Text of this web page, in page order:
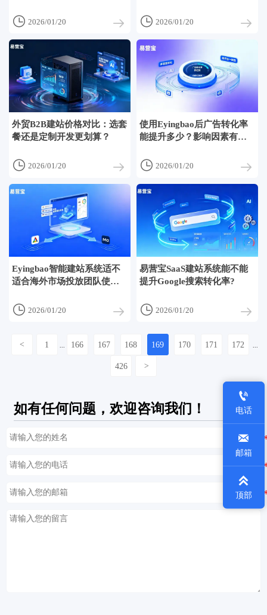
 2026/01/20  2026/01/20
外贸B2B建站价格对比：选套
餐还是定制开发更划算？
 2026/01/20
使用Eyingbao后广告转化率
能提升多少？影响因素有哪
 2026/01/20
Eyingbao智能建站系统适不
适合海外市场投放团队使
 2026/01/20
易营宝SaaS建站系统能不能
提升Google搜索转化率?
 2026/01/20
< 1 166 167 168 169 170 171 172
426 >
如有任何问题，欢迎咨询我们！

电话

邮箱

顶部